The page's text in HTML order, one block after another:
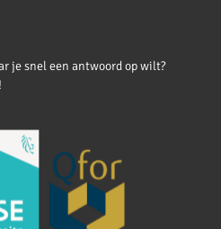
je snel een antwoord op wilt?